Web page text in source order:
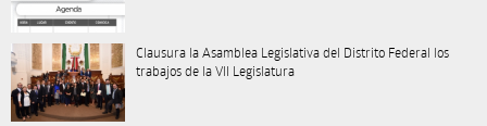
Clausura la Asamblea Legislativa del Distrito Federal los
trabajos de la VII Legislatura